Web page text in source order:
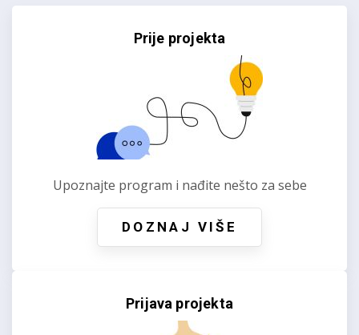
Prije projekta
Upoznajte program i nađite nešto za sebe
DOZNAJ VIŠE
Prijava projekta